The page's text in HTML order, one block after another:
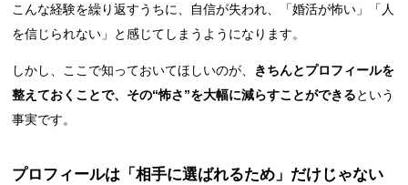
こんな経験を繰り返すうちに、自信が失われ、「婚活が怖い」「人
を信じられない」と感じてしまうようになります。
しかし、ここで知っておいてほしいのが、
きちんとプロフィールを
整えておくことで、その“怖さ”を大幅に減らすことができる という
事実です。
プロフィールは「相手に選ばれるため」だけじゃない